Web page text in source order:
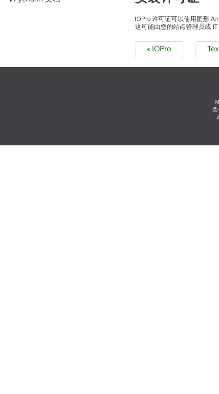
IOPro 许可证可以使用图形
这可能由您的站点管理员或
« IOPro